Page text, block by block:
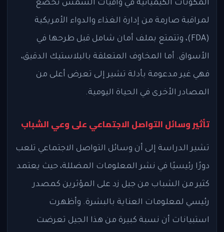
المكونات الكيميائية في واقيات الشمس تخضع
لمراقبة صارمة من إدارة الغذاء والدواء الأمريكية
(FDA)، وتتمتع بملف أمان شامل قبل طرحها في
الأسواق. أما المخاوف المتعلقة بالبلاستيك الدقيق،
فهي غير مدعومة بأدلة تشير إلى تعرض أعلى من
المصادر الأخرى في الحياة اليومية.
تأثير وسائل التواصل الاجتماعي على وعي الشباب
تشير الدراسة إلى أن وسائل التواصل الاجتماعي تلعب
دورًا رئيسيًا في نشر المعلومات المضللة، حيث يعتمد
كثير من الشباب من جيل زد على المؤثرين كمصدر
رئيسي لمعلومات العناية بالبشرة. وأظهرت
استبيانات أن نسبة كبيرة من هذا الجيل تعرضت